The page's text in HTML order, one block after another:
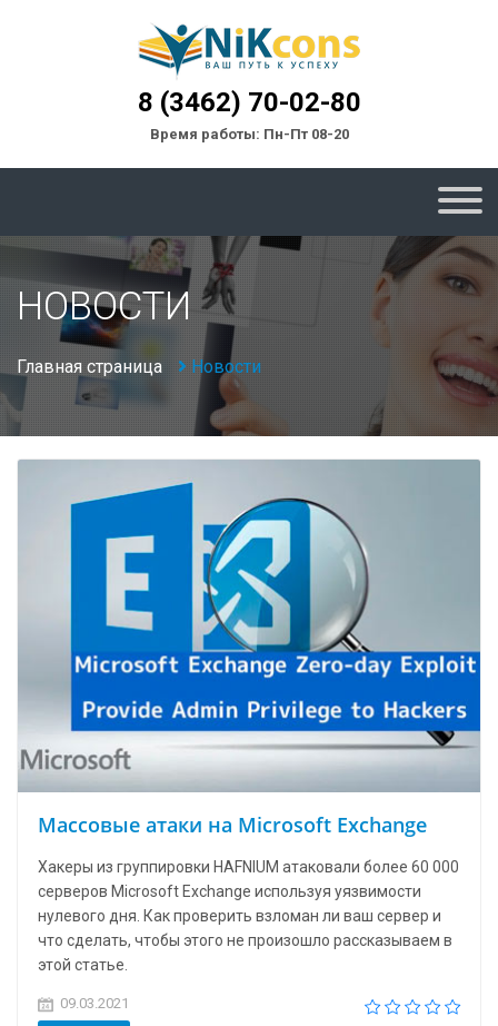
8 (3462) 70-02-80
Время работы: Пн-Пт 08-20
НОВОСТИ
Главная страница Новости
Массовые атаки на Microsoft Exchange
Хакеры из группировки HAFNIUM атаковали более 60 000
серверов Microsoft Exchange используя уязвимости
нулевого дня. Как проверить взломан ли ваш сервер и
что сделать, чтобы этого не произошло рассказываем в
этой статье.
09.03.2021